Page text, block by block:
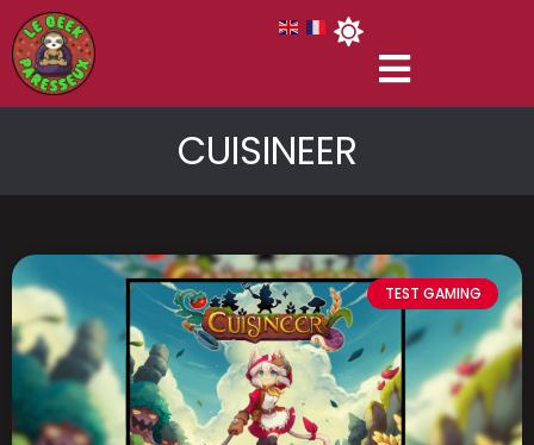
CUISINEER
TEST GAMING